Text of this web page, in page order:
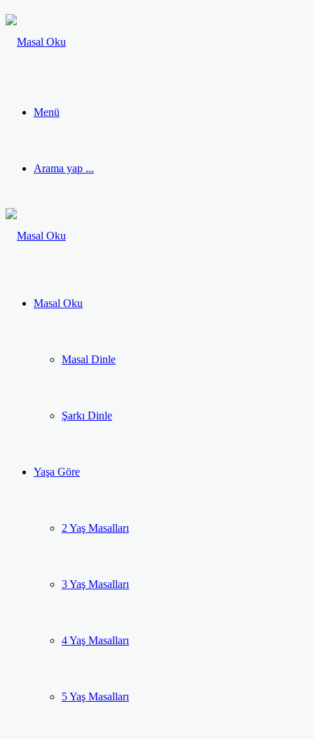
Menü
Arama yap ...
Masal Oku
Masal Dinle
Şarkı Dinle
Yaşa Göre
2 Yaş Masalları
3 Yaş Masalları
4 Yaş Masalları
5 Yaş Masalları